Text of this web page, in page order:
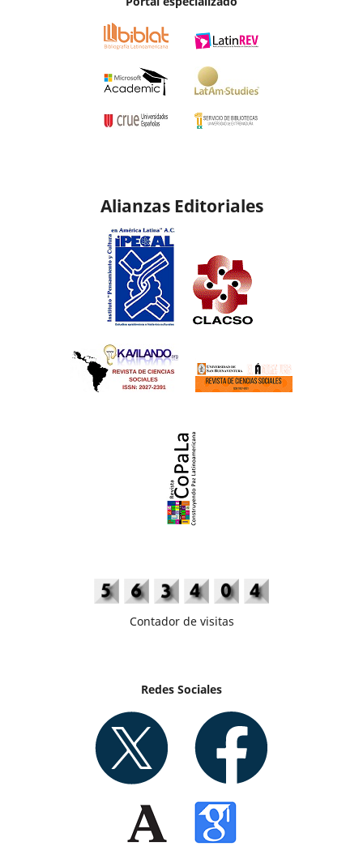
Alianzas Editoriales
Contador de visitas
Redes Sociales